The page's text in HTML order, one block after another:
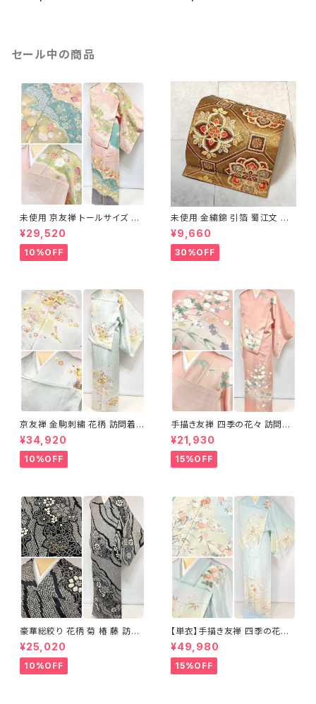
セール中の商品
未使用 京友禅 トールサイズ 染
め分け 金彩 訪問着 袷 正絹 ピ
ンク 黄緑 紫 黄色 1438
¥29,520
10%OFF
未使用 金繍錦 引箔 蜀江文 唐
織 華紋 袋帯 正絹 金糸 ゴール
ド 赤 紫 710
¥9,660
30%OFF
京友禅 金駒刺繍 花柄 訪問着
正絹 水色 黄緑 パステルカラー
アイスグリーン 1433
¥34,920
10%OFF
手描き友禅 四季の花々 訪問着
袷 正絹 サーモンピンク クリー
ム 白 桃花色 1434
¥21,930
15%OFF
豪華総絞り 花柄 菊 椿 藤 訪問
着 鹿の子絞り ラメ 正絹 黒 白
グレー 1435
¥25,020
10%OFF
【単衣】手描き友禅 四季の花々
正絹 訪問着 水色 黄緑 白 パス
テルカラー 1431
¥49,980
15%OFF